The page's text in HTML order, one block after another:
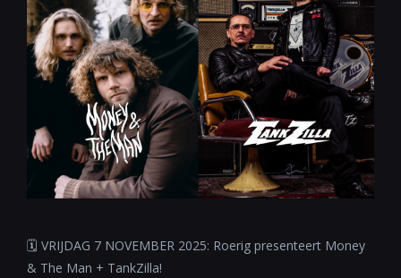
🗓 VRIJDAG 7 NOVEMBER 2025: Roerig presenteert Money
& The Man + TankZilla!